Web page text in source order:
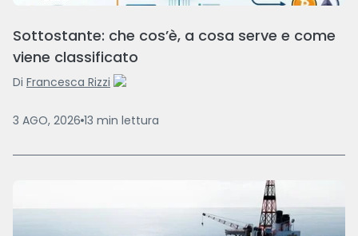
Sottostante: che cos’è, a cosa serve e come
viene classificato
Di Francesca Rizzi
3 AGO, 2026 13 min lettura